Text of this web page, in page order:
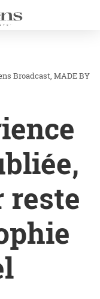
Broadcast MADE BY
reste